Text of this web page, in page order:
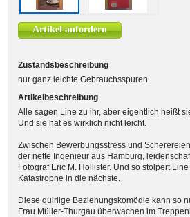
Artikel anfordern
Zustandsbeschreibung
nur ganz leichte Gebrauchsspuren
Artikelbeschreibung
Alle sagen Line zu ihr, aber eigentlich heißt
Und sie hat es wirklich nicht leicht.
Zwischen Bewerbungsstress und
der nette Ingenieur aus Hamburg,
Fotograf Eric M. Hollister. Und so stolpert
Katastrophe in die nächste.
Diese quirlige Beziehungskomödie kann so
Frau Müller-Thurgau überwachen im